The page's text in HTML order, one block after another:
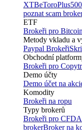
XTBeToroPlus500
poznat scam
ETF
Brokeři pro
Metody vkladu a
Paypal Brokeři
Obchodní
Brokeři pro
Demo účty
Demo účet na
Komodity
Brokeři na ropu
Typy brokerů
Brokeři pro CFD
brokerBroker na